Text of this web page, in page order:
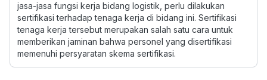
jasa-jasa fungsi kerja bidang logistik, perlu dilakukan
sertifikasi terhadap tenaga kerja di bidang ini. Sertifikasi
tenaga kerja tersebut merupakan salah satu cara untuk
memberikan jaminan bahwa personel yang disertifikasi
memenuhi persyaratan skema sertifikasi.